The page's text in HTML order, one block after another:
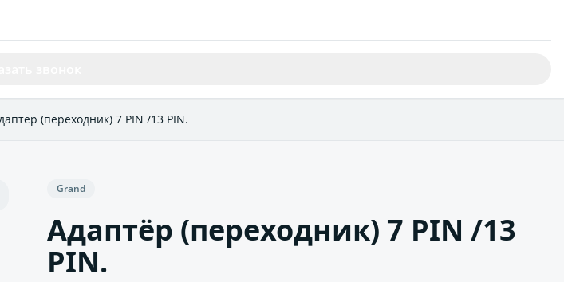
(переходник) 7 PIN /13 PIN.
Grand
Адаптёр (переходник) 7 PIN /13
PIN.